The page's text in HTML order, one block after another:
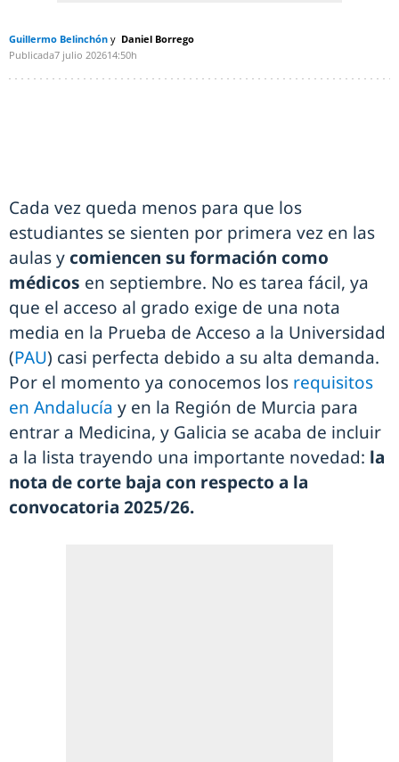
Guillermo Belinchón
Daniel Borrego
Publicada7 julio 202614:50h
Cada vez queda menos para que los
estudiantes se sienten por primera vez en las
aulas y comiencen su formación como
médicos en septiembre. No es tarea fácil, ya
que el acceso al grado exige de una nota
media en la Prueba de Acceso a la Universidad
(PAU) casi perfecta debido a su alta demanda.
Por el momento ya conocemos los requisitos
en Andalucía y en la Región de Murcia para
entrar a Medicina, y Galicia se acaba de incluir
a la lista trayendo una importante novedad: la
nota de corte baja con respecto a la
convocatoria 2025/26.